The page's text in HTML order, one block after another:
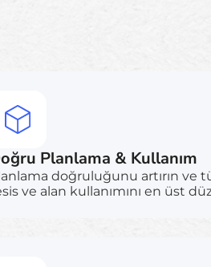
Planlama & Kullanım
doğruluğunu artırın ve
ve alan kullanımını en üst